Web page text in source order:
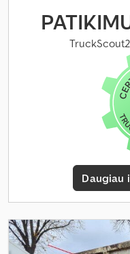
Daugiau